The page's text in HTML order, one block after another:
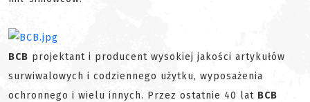
BCB projektant i producent wysokiej jakości artykułów
surwiwalowych i codziennego użytku, wyposażenia
ochronnego i wielu innych. Przez ostatnie 40 lat BCB